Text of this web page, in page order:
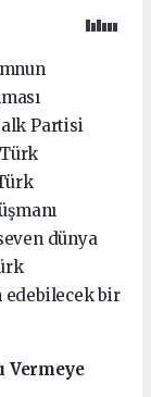
Partisi
dünya
bir
Vermeye